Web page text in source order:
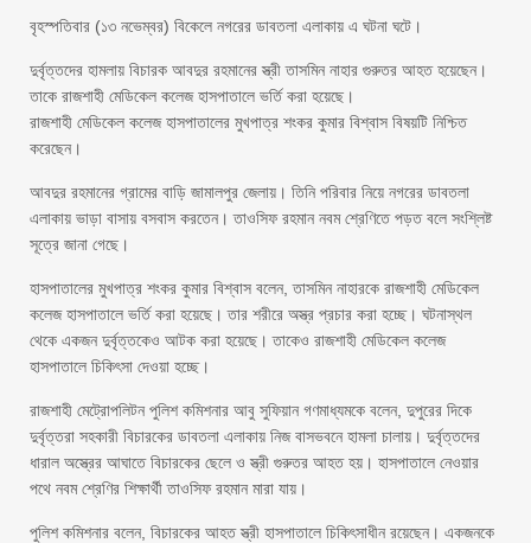
বৃহস্পতিবার (১৩ নভেম্বর) বিকেলে নগরের ডাবতলা এলাকায় এ ঘটনা ঘটে।
দুর্বৃত্তদের হামলায় বিচারক আবদুর রহমানের স্ত্রী তাসমিন নাহার গুরুতর আহত হয়েছেন।
তাকে রাজশাহী মেডিকেল কলেজ হাসপাতালে ভর্তি করা হয়েছে।
রাজশাহী মেডিকেল কলেজ হাসপাতালের মুখপাত্র শংকর কুমার বিশ্বাস বিষয়টি নিশ্চিত
করেছেন।
আবদুর রহমানের গ্রামের বাড়ি জামালপুর জেলায়। তিনি পরিবার নিয়ে নগরের ডাবতলা
এলাকায় ভাড়া বাসায় বসবাস করতেন। তাওসিফ রহমান নবম শ্রেণিতে পড়ত বলে সংশ্লিষ্ট
সূত্রে জানা গেছে।
হাসপাতালের মুখপাত্র শংকর কুমার বিশ্বাস বলেন, তাসমিন নাহারকে রাজশাহী মেডিকেল
কলেজ হাসপাতালে ভর্তি করা হয়েছে। তার শরীরে অস্ত্র প্রচার করা হচ্ছে। ঘটনাস্থল
থেকে একজন দুর্বৃত্তকেও আটক করা হয়েছে। তাকেও রাজশাহী মেডিকেল কলেজ
হাসপাতালে চিকিৎসা দেওয়া হচ্ছে।
রাজশাহী মেট্রোপলিটন পুলিশ কমিশনার আবু সুফিয়ান গণমাধ্যমকে বলেন, দুপুরের দিকে
দুর্বৃত্তরা সহকারী বিচারকের ডাবতলা এলাকায় নিজ বাসভবনে হামলা চালায়। দুর্বৃত্তদের
ধারাল অস্ত্রের আঘাতে বিচারকের ছেলে ও স্ত্রী গুরুতর আহত হয়। হাসপাতালে নেওয়ার
পথে নবম শ্রেণির শিক্ষার্থী তাওসিফ রহমান মারা যায়।
পুলিশ কমিশনার বলেন, বিচারকের আহত স্ত্রী হাসপাতালে চিকিৎসাধীন রয়েছেন। একজনকে